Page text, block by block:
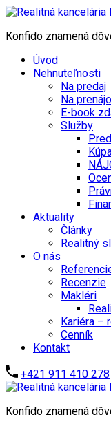
Konfido znamená
Úvod
Nehnuteľnosti
Na predaj
Na
E-book
Služby
Aktuality
Články
Realitný
O nás
Recenzie
Makléri
Kariéra –
Cenník
Kontakt
+421 911 410 278
Konfido znamená